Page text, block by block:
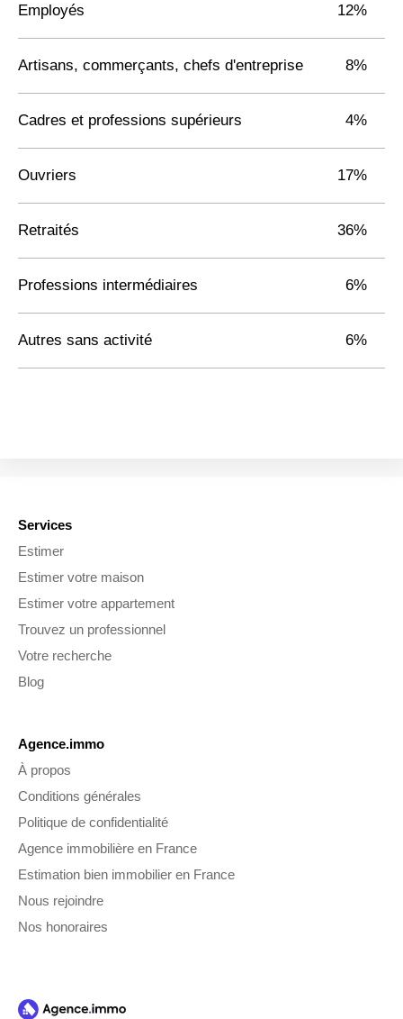
Employés 12%
Artisans, commerçants, chefs d'entreprise 8%
Cadres et professions supérieurs 4%
Ouvriers 17%
Retraités 36%
Professions intermédiaires 6%
Autres sans activité 6%
Services
Estimer
Estimer votre maison
Estimer votre appartement
Trouvez un professionnel
Votre recherche
Blog
Agence.immo
À propos
Conditions générales
Politique de confidentialité
Agence immobilière en France
Estimation bien immobilier en France
Nous rejoindre
Nos honoraires